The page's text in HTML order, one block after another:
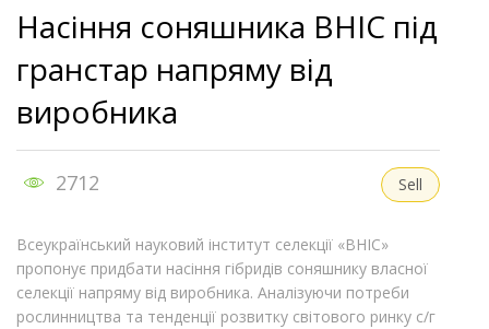
Насіння соняшника ВНІС під
гранстар напряму від
виробника
2712 Sell
Всеукраїнський науковий інститут селекції «ВНІС»
пропонує придбати насіння гібридів соняшнику власної
селекції напряму від виробника. Аналізуючи потреби
рослинництва та тенденції розвитку світового ринку с/г